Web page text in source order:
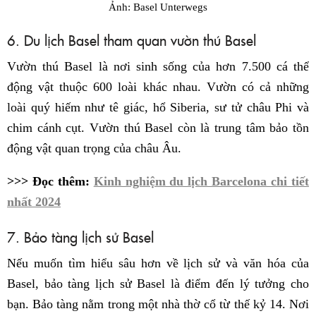
Ảnh: Basel Unterwegs
6. Du lịch Basel tham quan vườn thú Basel
Vườn thú Basel là nơi sinh sống của hơn 7.500 cá thể
động vật thuộc 600 loài khác nhau. Vườn có cả những
loài quý hiếm như tê giác, hổ Siberia, sư tử châu Phi và
chim cánh cụt. Vườn thú Basel còn là trung tâm bảo tồn
động vật quan trọng của châu Âu.
>>> Đọc thêm: Kinh nghiệm du lịch Barcelona chi tiết
nhất 2024
7. Bảo tàng lịch sử Basel
Nếu muốn tìm hiểu sâu hơn về lịch sử và văn hóa của
Basel, bảo tàng lịch sử Basel là điểm đến lý tưởng cho
bạn. Bảo tàng nằm trong một nhà thờ cổ từ thế kỷ 14. Nơi